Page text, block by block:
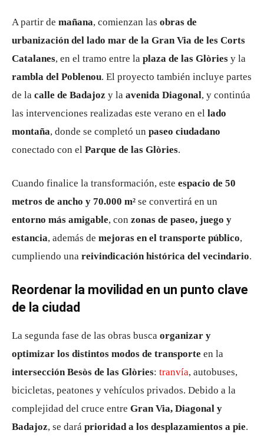
A partir de mañana, comienzan las obras de
urbanización del lado mar de la Gran Via de les Corts
Catalanes, en el tramo entre la plaza de las Glòries y la
rambla del Poblenou. El proyecto también incluye partes
de la calle de Badajoz y la avenida Diagonal, y continúa
las intervenciones realizadas este verano en el lado
montaña, donde se completó un paseo ciudadano
conectado con el Parque de las Glòries.
Cuando finalice la transformación, este espacio de 50
metros de ancho y 70.000 m² se convertirá en un
entorno más amigable, con zonas de paseo, juego y
estancia, además de mejoras en el transporte público,
cumpliendo una reivindicación histórica del vecindario.
Reordenar la movilidad en un punto clave
de la ciudad
La segunda fase de las obras busca organizar y
optimizar los distintos modos de transporte en la
intersección Besòs de las Glòries: tranvía, autobuses,
bicicletas, peatones y vehículos privados. Debido a la
complejidad del cruce entre Gran Via, Diagonal y
Badajoz, se dará prioridad a los desplazamientos a pie.